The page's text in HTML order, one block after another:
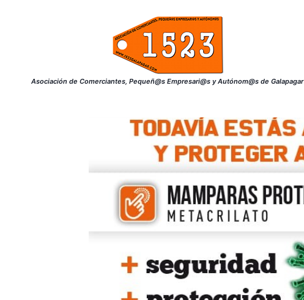
Asociación de Comerciantes, Pequeñ@s Empresari@s y Autónom@s de Galapagar